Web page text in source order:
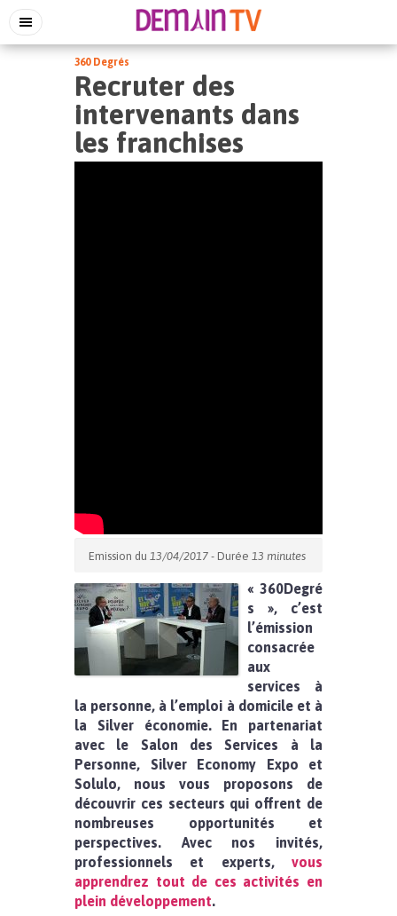
360 Degrés
Recruter des
intervenants dans
les franchises
Emission du 13/04/2017 - Durée 13 minutes
« 360Degré
s », c’est
l’émission
consacrée
aux
services à
la personne, à l’emploi à domicile et à
la Silver économie. En partenariat
avec le Salon des Services à la
Personne, Silver Economy Expo et
Solulo, nous vous proposons de
découvrir ces secteurs qui offrent de
nombreuses opportunités et
perspectives. Avec nos invités,
professionnels et experts, vous
apprendrez tout de ces activités en
plein développement.